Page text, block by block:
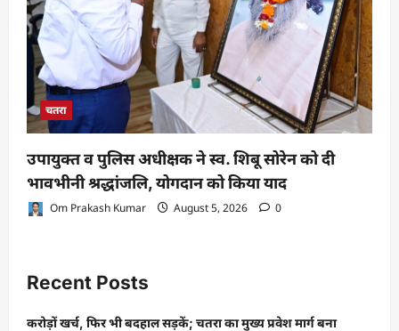
चतरा
उपायुक्त व पुलिस अधीक्षक ने स्व. शिबू सोरेन को दी
भावभीनी श्रद्धांजलि, योगदान को किया याद
Om Prakash Kumar August 5, 2026 0
Recent Posts
करोड़ों खर्च, फिर भी बदहाल सड़कें; चतरा का मुख्य प्रवेश मार्ग बना